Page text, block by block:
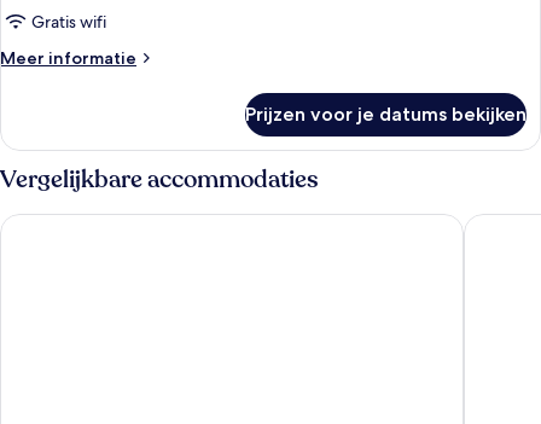
CasalGratis wifi
Meer informatie
Meer
com
Cama
Casal
Prijzen voor je datums bekijken
Vergelijkbare accommodaties
Windsor Copa Hotel Atlantis